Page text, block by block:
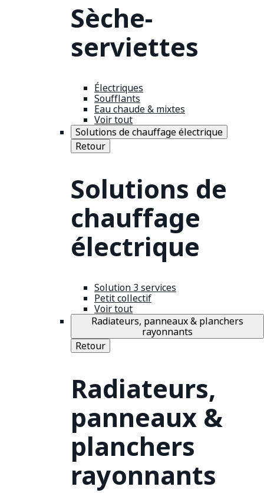
Sèche-
serviettes
Électriques
Soufflants
Eau chaude & mixtes
Voir tout
Solutions de chauffage électrique
Retour
Solutions de
chauffage
électrique
Solution 3 services
Petit collectif
Voir tout
Radiateurs, panneaux & planchers
rayonnants
Retour
Radiateurs,
panneaux &
planchers
rayonnants